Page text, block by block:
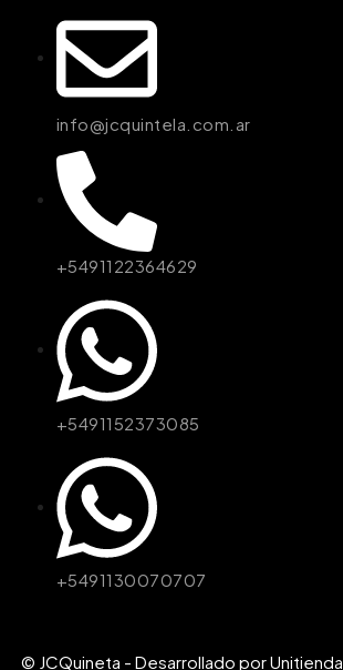
info@jcquintela.com.ar
+5491122364629
+5491152373085
+5491130070707
© JCQuineta - Desarrollado por Unitienda